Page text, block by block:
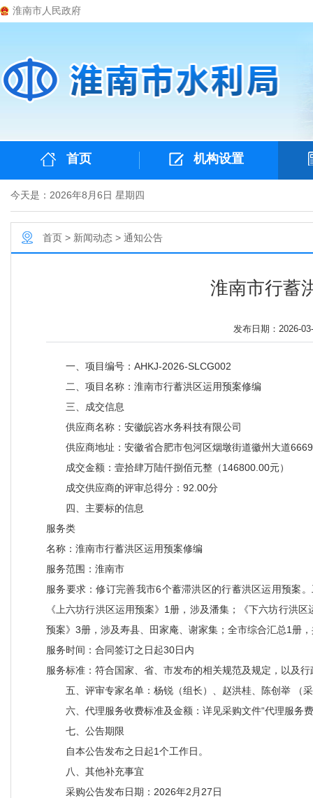
淮南市人民政府
首页 机构设置
今天是：2026年8月6日 星期四
首页 > 新闻动态 > 通知公告
淮南市行蓄
发布日期：2026-
一、项目编号：AHKJ-2026-SLCG002
二、项目名称：淮南市行蓄洪区运用预案修编
三、成交信息
供应商名称：安徽皖咨水务科技有限公司
供应商地址：安徽省合肥市包河区烟墩街道徽州大道
成交金额：壹拾肆万陆仟捌佰元整（146800.00元）
成交供应商的评审总得分：92.00分
四、主要标的信息
服务类
名称：淮南市行蓄洪区运用预案修编
服务范围：淮南市
服务要求：修订完善我市6个蓄滞洪区的行蓄洪区运用预案
《上六坊行洪区运用预案》1册，涉及潘集；《下六坊行洪
预案》3册，涉及寿县、田家庵、谢家集；全市综合汇总1册
服务时间：合同签订之日起30日内
服务标准：符合国家、省、市发布的相关规范及规定，以及
五、评审专家名单：杨锐（组长）、赵洪桂、陈创举 （
六、代理服务收费标准及金额：详见采购文件“代理服务
七、公告期限
自本公告发布之日起1个工作日。
八、其他补充事宜
采购公告发布日期：2026年2月27日